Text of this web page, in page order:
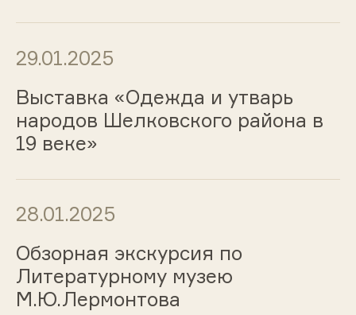
29.01.2025
Выставка «Одежда и утварь
народов Шелковского района в
19 веке»
28.01.2025
Обзорная экскурсия по
Литературному музею
М.Ю.Лермонтова